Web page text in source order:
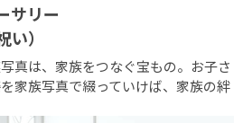
サリー
い）
真は、家族をつなぐ宝もの。お子さ
家族写真で綴っていけば、家族の絆